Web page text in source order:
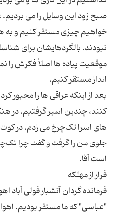
صبح زود این وسایل را مى ‏بردیم.
‏خواهیم چیزى مستقر کنیم و
نبودند. بالگردهایشان براى
موقعیت پیاده‏ ها اصلاً فکرش را
کنند، چندین اسیر گرفتیم. در
هاى اسرا تک‌‏چرخ مى‏ زدم. در
جلوى من را گرفت و گفت چرا
فرمانده گردان آتشبار فولى ‏آباد
"عباسى" که ما مستقر بودیم.